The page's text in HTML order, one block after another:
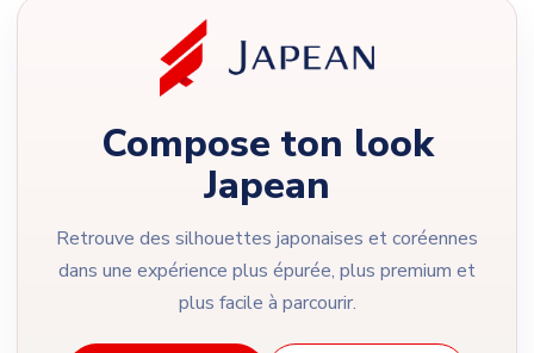
Compose ton look
Japean
Retrouve des silhouettes japonaises et coréennes
dans une expérience plus épurée, plus premium et
plus facile à parcourir.